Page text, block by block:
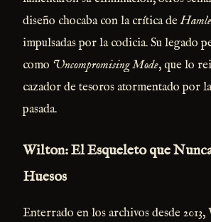
diseño chocaba con la crítica de
impulsadas por la codicia. Su legado
como Uncompromising Mode, que lo
cazador de tesoros atormentado por
pasada.
Wilton: El Esqueleto que
Huesos
Enterrado en los archivos desde